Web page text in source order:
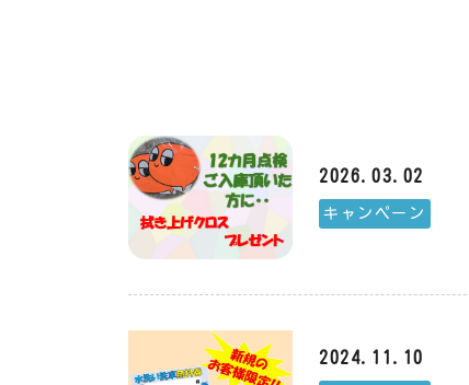
2026.03.02
キャンペーン
2024.11.10